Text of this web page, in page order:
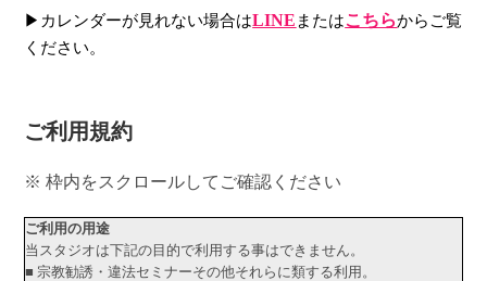
▶カレンダーが見れない場合はLINE またはこちらからご覧
ください。
ご利用規約
※ 枠内をスクロールしてご確認ください
ご利用の用途
当スタジオは下記の目的で利用する事はできません。
■ 宗教勧誘・違法セミナーその他それらに類する利用。